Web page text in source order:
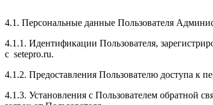
4.1. Персональные данные Пользователя
4.1.1. Идентификации Пользователя,
с setepro.ru.
4.1.2. Предоставления Пользователю доступа к
4.1.3. Установления с Пользователем обратной